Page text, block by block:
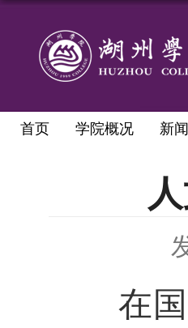
首页 学院概况 新
在国